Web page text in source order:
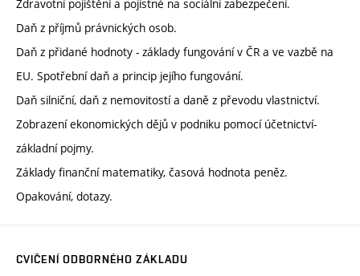
Zdravotní pojištění a pojistné na sociální zabezpečení.
Daň z příjmů právnických osob.
Daň z přidané hodnoty - základy fungování v ČR a ve vazbě na
EU. Spotřební daň a princip jejího fungování.
Daň silniční, daň z nemovitostí a daně z převodu vlastnictví.
Zobrazení ekonomických dějů v podniku pomocí účetnictví-
základní pojmy.
Základy finanční matematiky, časová hodnota peněz.
Opakování, dotazy.
CVIČENÍ ODBORNÉHO ZÁKLADU